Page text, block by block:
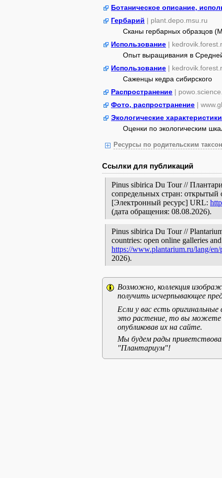
Ботаническое описание,
Гербарий | plant.depo.msu.ru
Сканы гербарных образцов
Использование |
Опыт выращивания в
Использование |
Саженцы кедра сибирского
Распространение |
Фото, распространение |
Экологические характеристики
Оценки по экологическим
Ресурсы по родительским
Ссылки для публикаций
Pinus sibirica Du Tour //
сопредельных стран: открытый
[Электронный ресурс] URL:
(дата обращения: 08.08.2026).
Pinus sibirica Du Tour //
countries: open online galleries
https://www.plantarium.ru/lang/
2026).
Возможно, коллекция
получить исчерпывающее
Если у вас есть
это растение, то вы можете
опубликовав их на сайте.
Мы будем рады
"Плантариум"!